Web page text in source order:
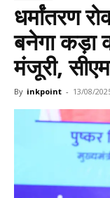
धर्मांतरण
बनेगा कड़ा
मंजूरी,
By inkpoint - 13/08/